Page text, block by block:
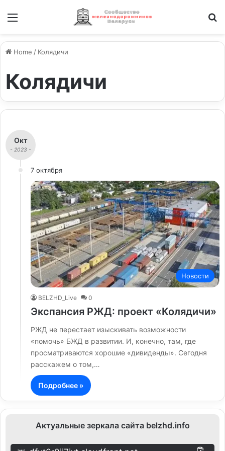
Home / Колядичи
Колядичи
Окт
- 2023 -
7 октября
Новости
BELZHD_Live 0
Экспансия РЖД: проект «Колядичи»
РЖД не перестает изыскивать возможности
«помочь» БЖД в развитии. И, конечно, там, где
просматриваются хорошие «дивиденды». Сегодня
расскажем о том,…
Подробнее »
Актуальные зеркала сайта belzhd.info